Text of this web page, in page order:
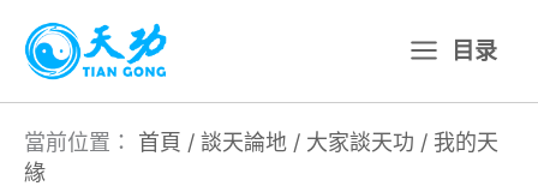
主
目录
當前位置： 首頁 / 談天論地 / 大家談天功 / 我的天
緣